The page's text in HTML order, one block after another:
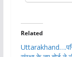
Related